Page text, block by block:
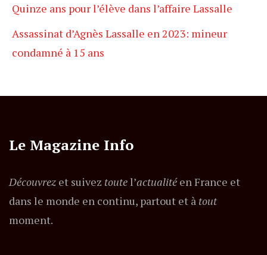
Quinze ans pour l’élève dans l’affaire Lassalle
Assassinat d’Agnès Lassalle en 2023: mineur
condamné à 15 ans
Le Magazine Info
Découvrez et suivez toutel’actualitéen France et
dans le monde en continu, partout et à tout
moment.